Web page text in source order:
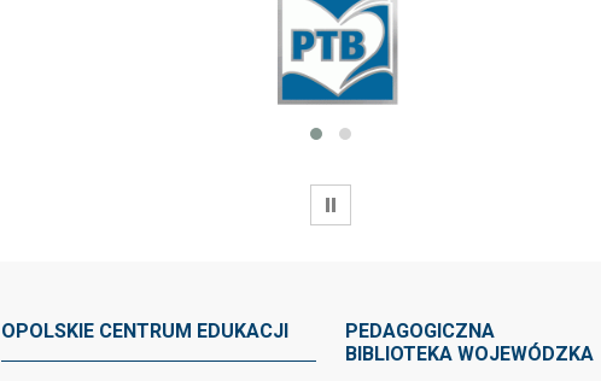
WSTRZYMAJ
OPOLSKIE CENTRUM EDUKACJI
PEDAGOGICZNA
BIBLIOTEKA WOJEWÓDZKA